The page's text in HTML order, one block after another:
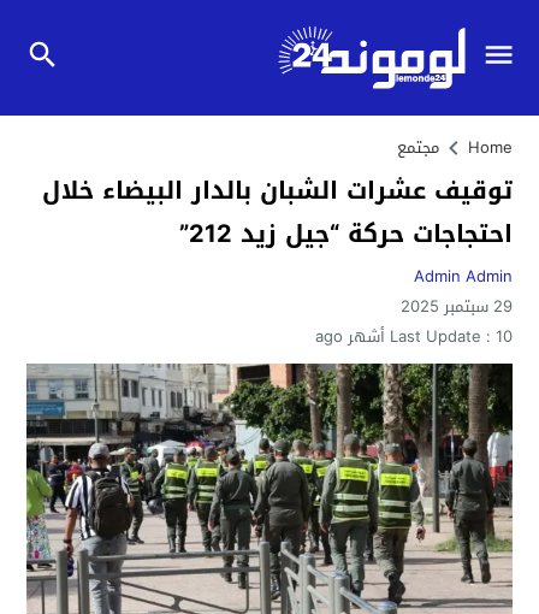
Home مجتمع
توقيف عشرات الشبان بالدار البيضاء خلال
احتجاجات حركة “جيل زيد 212”
Admin Admin
29 سبتمبر 2025
Last Update : 10 أشهر ago